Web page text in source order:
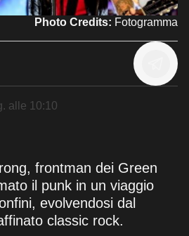
Photo Credits: Fotogramma
alle 10:10
frontman dei Green
il punk in un viaggio
evolvendosi dal
classic rock.